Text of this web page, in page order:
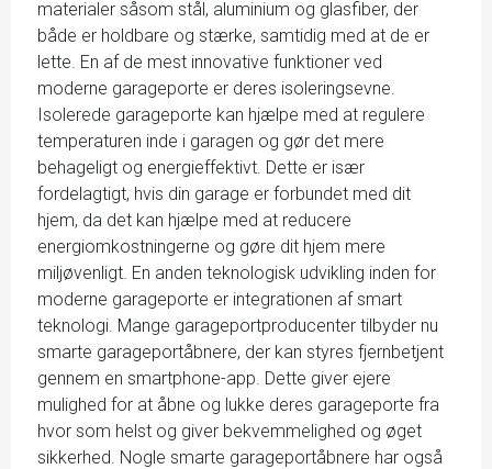
materialer såsom stål, aluminium og glasfiber, der
både er holdbare og stærke, samtidig med at de er
lette. En af de mest innovative funktioner ved
moderne garageporte er deres isoleringsevne.
Isolerede garageporte kan hjælpe med at regulere
temperaturen inde i garagen og gør det mere
behageligt og energieffektivt. Dette er især
fordelagtigt, hvis din garage er forbundet med dit
hjem, da det kan hjælpe med at reducere
energiomkostningerne og gøre dit hjem mere
miljøvenligt. En anden teknologisk udvikling inden for
moderne garageporte er integrationen af smart
teknologi. Mange garageportproducenter tilbyder nu
smarte garageportåbnere, der kan styres fjernbetjent
gennem en smartphone-app. Dette giver ejere
mulighed for at åbne og lukke deres garageporte fra
hvor som helst og giver bekvemmelighed og øget
sikkerhed. Nogle smarte garageportåbnere har også